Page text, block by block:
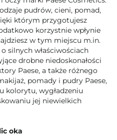
pudrów, cieni, pomad,
którym przygotujesz
korzystnie wpłynie
w tym miejscu m.in.
silnych właściwościach
drobne niedoskonałości
Paese, a także różnego
pomady i pudry Paese,
kolorytu, wygładzeniu
jej niewielkich
oka